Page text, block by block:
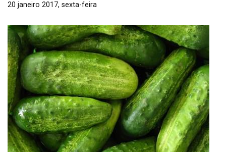
20 janeiro 2017, sexta-feira